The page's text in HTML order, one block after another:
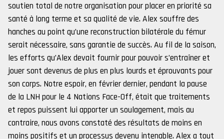
soutien total de notre organisation pour placer en priorité sa
santé à long terme et sa qualité de vie. Alex souffre des
hanches au point qu’une reconstruction bilatérale du fémur
serait nécessaire, sans garantie de succès. Au fil de la saison,
les efforts qu’Alex devait fournir pour pouvoir s’entraîner et
jouer sont devenus de plus en plus lourds et éprouvants pour
son corps. Notre espoir, en février dernier, pendant la pause
de la LNH pour le 4 Nations Face-Off, était que traitements
et repos puissent lui apporter un soulagement, mais au
contraire, nous avons constaté des résultats de moins en
moins positifs et un processus devenu intenable. Alex a tout